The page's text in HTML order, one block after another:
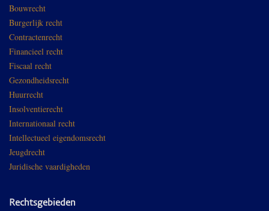
Bouwrecht
Burgerlijk recht
Contractenrecht
Financieel recht
Fiscaal recht
Gezondheidsrecht
Huurrecht
Insolventierecht
Internationaal recht
Intellectueel eigendomsrecht
Jeugdrecht
Juridische vaardigheden
Rechtsgebieden